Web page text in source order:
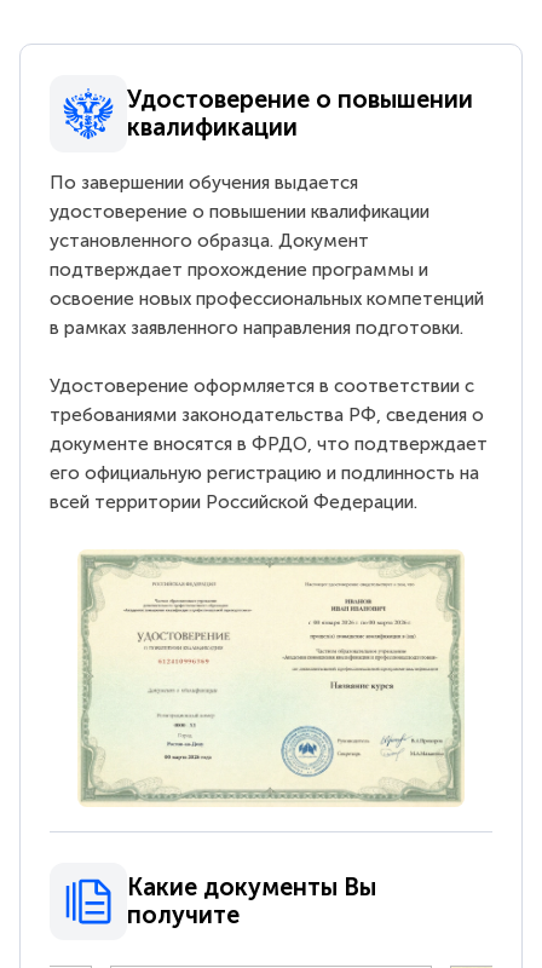
Удостоверение о повышении
квалификации
По завершении обучения выдается
удостоверение о повышении квалификации
установленного образца. Документ
подтверждает прохождение программы и
освоение новых профессиональных компетенций
в рамках заявленного направления подготовки.
Удостоверение оформляется в соответствии с
требованиями законодательства РФ, сведения о
документе вносятся в ФРДО, что подтверждает
его официальную регистрацию и подлинность на
всей территории Российской Федерации.
Какие документы Вы
получите